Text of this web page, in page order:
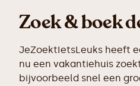
Zoek & boek
JeZoektIetsLeuks heeft
nu een vakantiehuis
bijvoorbeeld snel een